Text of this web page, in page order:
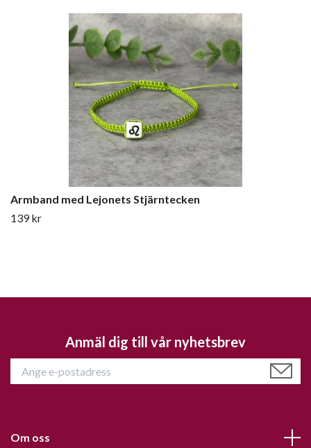
Armband med Lejonets Stjärntecken
139 kr
Anmäl dig till vår nyhetsbrev
Om oss